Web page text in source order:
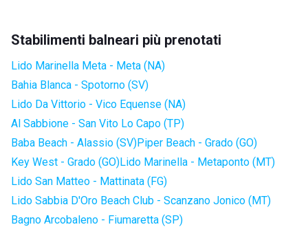
Stabilimenti balneari più prenotati
Lido Marinella Meta - Meta (NA)
Bahia Blanca - Spotorno (SV)
Lido Da Vittorio - Vico Equense (NA)
Al Sabbione - San Vito Lo Capo (TP)
Baba Beach - Alassio (SV)Piper Beach - Grado (GO)
Key West - Grado (GO)Lido Marinella - Metaponto (MT)
Lido San Matteo - Mattinata (FG)
Lido Sabbia D'Oro Beach Club - Scanzano Jonico (MT)
Bagno Arcobaleno - Fiumaretta (SP)